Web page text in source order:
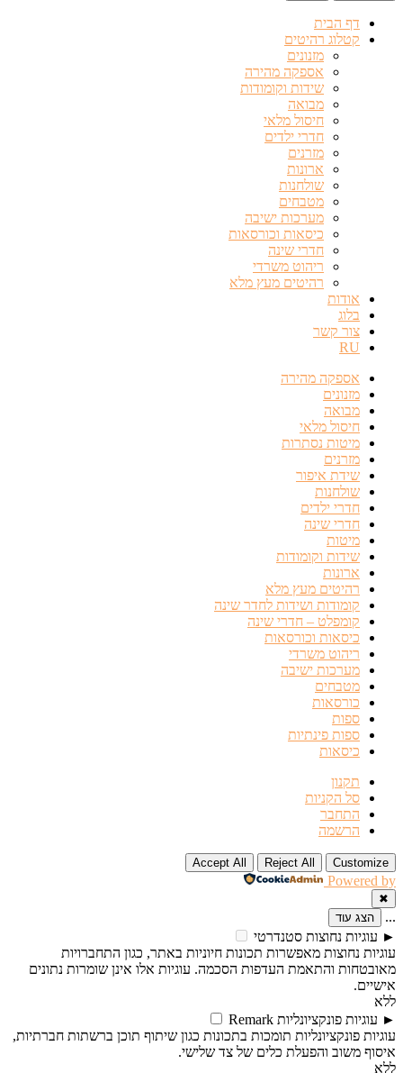
דף הבית
קטלוג רהיטים
מזנונים
אספקה מהירה
שידות וקומודות
מבואה
חיסול מלאי
חדרי ילדים
מזרנים
ארונות
שולחנות
מטבחים
מערכות ישיבה
כיסאות וכורסאות
חדרי שינה
ריהוט משרדי
רהיטים מעץ מלא
אודות
בלוג
צור קשר
RU
אספקה מהירה
מזנונים
מבואה
חיסול מלאי
מיטות נסתרות
מזרנים
שידת איפור
שולחנות
חדרי ילדים
חדרי שינה
מיטות
שידות וקומודות
ארונות
רהיטים מעץ מלא
קומודות ושידות לחדר שינה
קומפלט – חדרי שינה
כיסאות וכורסאות
ריהוט משרדי
מערכות ישיבה
מטבחים
כורסאות
ספות
ספות פינתיות
כיסאות
תקנון
סל הקניות
התחבר
הרשמה
Customize
Reject All
Accept All
Powered by
✖
... הצג עוד
► עוגיות נחוצות סטנדרטי
עוגיות נחוצות מאפשרות תכונות חיוניות באתר, כגון התחברויות
מאובטחות והתאמת העדפות הסכמה. עוגיות אלו אינן שומרות נתונים
אישיים.
ללא
► עוגיות פונקציונליות Remark
עוגיות פונקציונליות תומכות בתכונות כגון שיתוף תוכן ברשתות חברתיות,
איסוף משוב והפעלת כלים של צד שלישי.
ללא